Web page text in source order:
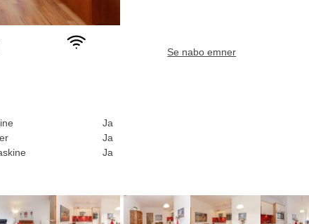
Ja
Ja
Ja
Se nabo emner